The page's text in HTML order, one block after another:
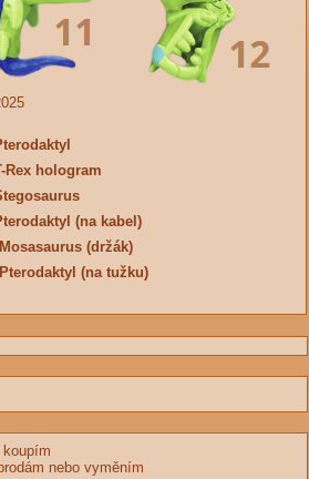
Rex hologram
(na kabel)
(držák)
(na tužku)
koupím
nebo vyměním